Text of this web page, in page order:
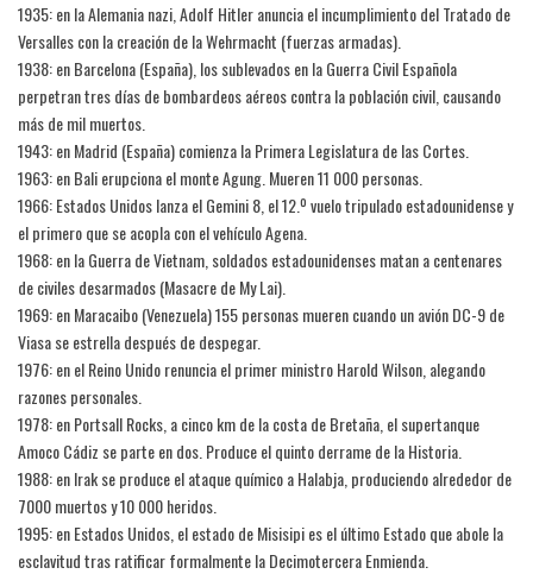
1935: en la Alemania nazi, Adolf Hitler anuncia el incumplimiento del Tratado de
Versalles con la creación de la Wehrmacht (fuerzas armadas).
1938: en Barcelona (España), los sublevados en la Guerra Civil Española
perpetran tres días de bombardeos aéreos contra la población civil, causando
más de mil muertos.
1943: en Madrid (España) comienza la Primera Legislatura de las Cortes.
1963: en Bali erupciona el monte Agung. Mueren 11 000 personas.
1966: Estados Unidos lanza el Gemini 8, el 12.º vuelo tripulado estadounidense y
el primero que se acopla con el vehículo Agena.
1968: en la Guerra de Vietnam, soldados estadounidenses matan a centenares
de civiles desarmados (Masacre de My Lai).
1969: en Maracaibo (Venezuela) 155 personas mueren cuando un avión DC-9 de
Viasa se estrella después de despegar.
1976: en el Reino Unido renuncia el primer ministro Harold Wilson, alegando
razones personales.
1978: en Portsall Rocks, a cinco km de la costa de Bretaña, el supertanque
Amoco Cádiz se parte en dos. Produce el quinto derrame de la Historia.
1988: en Irak se produce el ataque químico a Halabja, produciendo alrededor de
7000 muertos y 10 000 heridos.
1995: en Estados Unidos, el estado de Misisipi es el último Estado que abole la
esclavitud tras ratificar formalmente la Decimotercera Enmienda.